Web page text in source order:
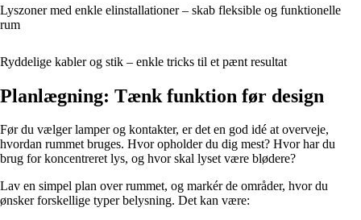
Lyszoner med enkle elinstallationer – skab fleksible og funktionelle
rum
Ryddelige kabler og stik – enkle tricks til et pænt resultat
Planlægning: Tænk funktion før design
Før du vælger lamper og kontakter, er det en god idé at overveje,
hvordan rummet bruges. Hvor opholder du dig mest? Hvor har du
brug for koncentreret lys, og hvor skal lyset være blødere?
Lav en simpel plan over rummet, og markér de områder, hvor du
ønsker forskellige typer belysning. Det kan være: